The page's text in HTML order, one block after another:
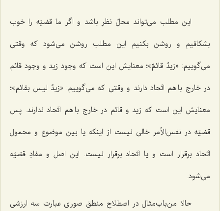
این مطلب می‌تواند محلّ نظر باشد و اگر ما قضیّه را خوب
بشکافیم و روشن بکنیم این مطلب روشن می‌شود که وقتی
می‌گوییم: «زیدٌ قائمٌ»؛ معنایش این است که وجود زید و وجود قائم
در خارج با هم اتّحاد دارند و وقتی که می‌گوییم: «زیدٌ لیس بقائم»؛
معنایش این است که زید و قائم در خارج با هم اتّحاد ندارند. پس
قضیّه در نفس‌الأمر خالی نیست از اینکه یا بین موضوع و محمول
اتّحاد برقرار است و یا اتّحاد برقرار نیست. این اصل و مفادِ قضیّه
می‌شود.
حالا من‌باب‌مثال در اصطلاح منطق صوری عبارت سه ارزشی